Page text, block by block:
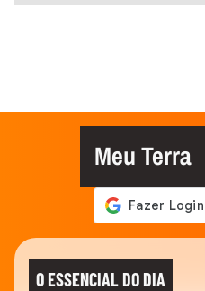
Meu Terra
O ESSENCIAL DO DIA